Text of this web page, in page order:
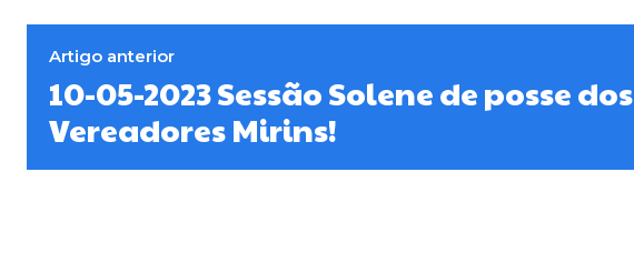
Artigo anterior
10-05-2023 Sessão Solene de posse dos
Vereadores Mirins!